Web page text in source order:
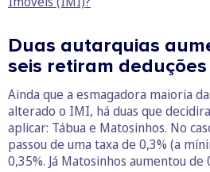
Duas autarquias
seis retiram
Ainda que a esmagadora maioria
alterado o IMI, há duas que
aplicar: Tábua e Matosinhos. No
passou de uma taxa de 0,3% (a
0,35%. Já Matosinhos aumentou de